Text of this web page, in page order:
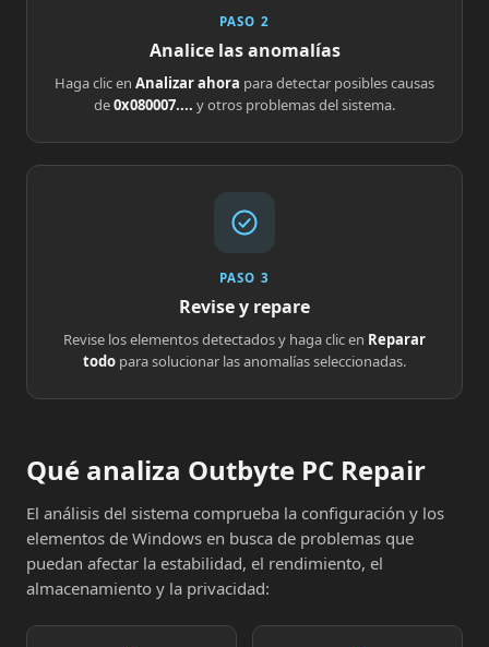
PASO 2
Analice las anomalías
Haga clic en Analizar ahora para detectar posibles causas
de0x080007.... y otros problemas del sistema.
PASO 3
Revise y repare
Revise los elementos detectados y haga clic en Reparar
todo para solucionar las anomalías seleccionadas.
Qué analiza Outbyte PC Repair
El análisis del sistema comprueba la configuración y los
elementos de Windows en busca de problemas que
puedan afectar la estabilidad, el rendimiento, el
almacenamiento y la privacidad: